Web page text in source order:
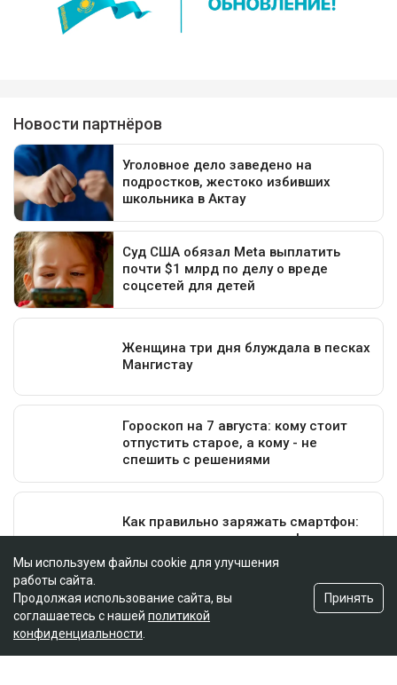
Мы используем файлы cookie для улучшения
работы сайта.
Продолжая использование сайта, вы
соглашаетесь с нашей политикой
конфиденциальности
Принять